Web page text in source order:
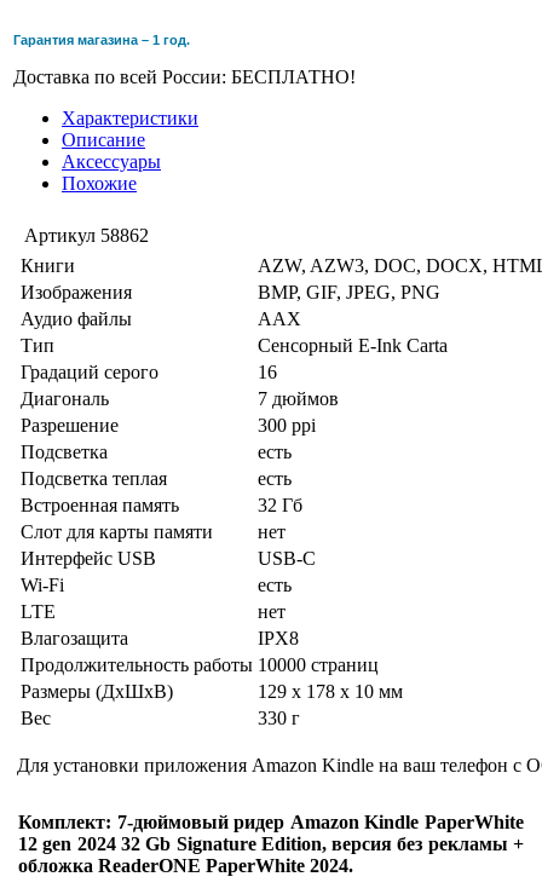
Гарантия магазина – 1 год.
Доставка по всей России: БЕСПЛАТНО!
Характеристики
Описание
Аксессуары
Похожие
Артикул 58862
Книги
AZW, AZW3, DOC, DOCX,
Изображения
BMP, GIF, JPEG, PNG
Аудио файлы
AAX
Тип
Сенсорный E-Ink Carta
Градаций серого
16
Диагональ
7 дюймов
Разрешение
300 ppi
Подсветка
есть
Подсветка теплая
есть
Встроенная память
32 Гб
Слот для карты памяти
нет
Интерфейс USB
USB-C
Wi-Fi
есть
LTE
нет
Влагозащита
IPX8
Продолжительность работы 10000 страниц
Размеры (ДхШхВ)
129 x 178 x 10 мм
Вес
330 г
Для установки приложения Amazon Kindle на ваш телефон с
Комплект: 7-дюймовый ридер Amazon Kindle PaperWhite
12 gen 2024 32 Gb Signature Edition, версия без рекламы +
обложка ReaderONE PaperWhite 2024.